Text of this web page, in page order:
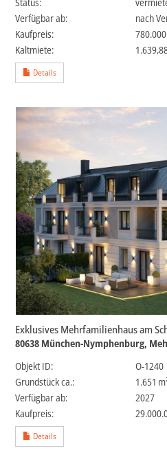
Verfügbar ab:
nach
Kaufpreis:
780.000
Kaltmiete:
Details
Exklusives Mehrfamilienhaus am
80638 München-Nymphenburg,
Objekt ID:
O-1240
Grund­stück ca.:
1.651
Verfügbar ab:
2027
Kaufpreis:
Details